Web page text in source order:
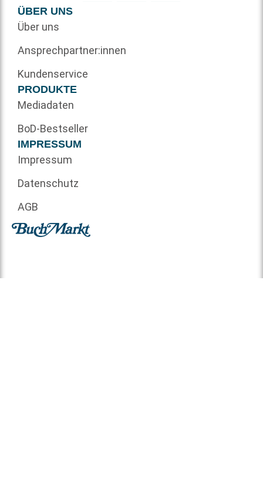
ÜBER UNS
Über uns
Ansprechpartner:innen
Kundenservice
PRODUKTE
Mediadaten
BoD-Bestseller
IMPRESSUM
Impressum
Datenschutz
AGB